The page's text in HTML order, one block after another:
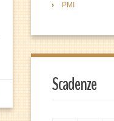
PMI
Scadenze